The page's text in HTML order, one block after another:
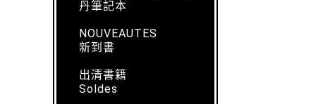
丹筆記本
NOUVEAUTES
新到書
出清書籍
Soldes